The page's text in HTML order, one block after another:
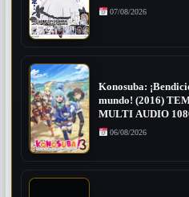
07/08/2026
Konosuba:
mundo! (2016)
MULTI AUDIO
06/08/2026